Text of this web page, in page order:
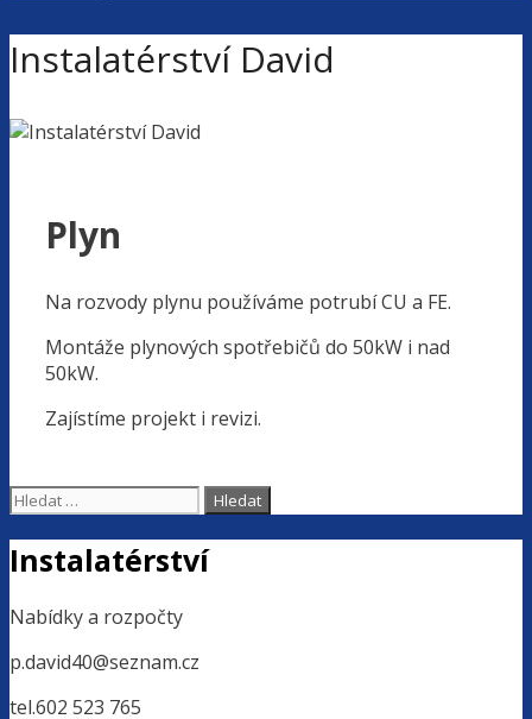
Instalatérství David
Plyn
Na rozvody plynu používáme potrubí CU a FE.
Montáže plynových spotřebičů do 50kW i nad
50kW.
Zajístíme projekt i revizi.
Hledat:
Instalatérství
Nabídky a rozpočty
p.david40@seznam.cz
tel.602 523 765